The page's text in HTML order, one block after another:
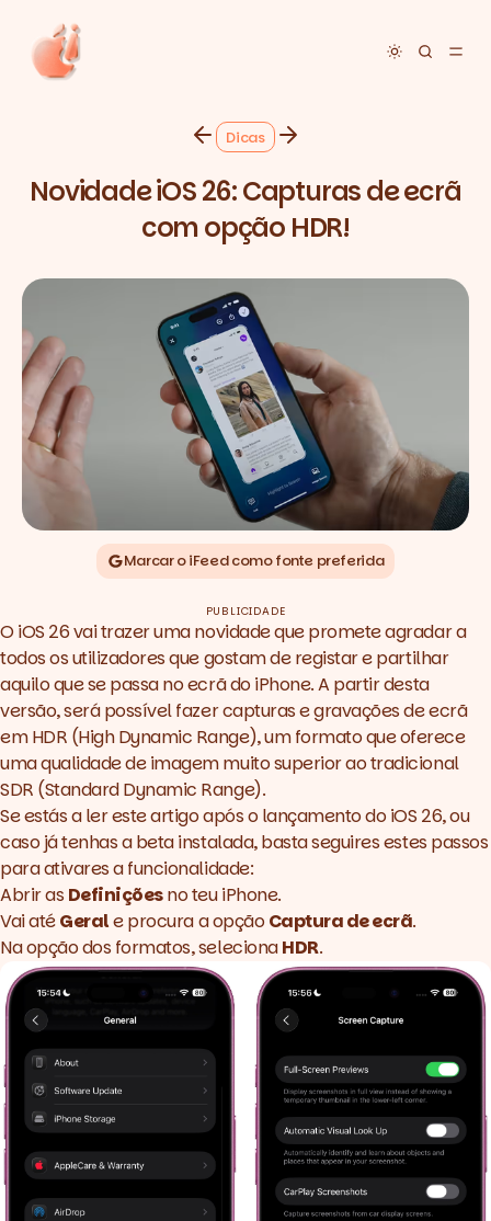
Toggle
Dicas
Novidade iOS 26: Capturas de ecrã
com opção HDR!
Marcar o iFeed como fonte preferida
PUBLICIDADE
O iOS 26 vai trazer uma novidade que promete agradar a
todos os utilizadores que gostam de registar e partilhar
aquilo que se passa no ecrã do iPhone. A partir desta
versão, será possível fazer capturas e gravações de ecrã
em HDR (High Dynamic Range), um formato que oferece
uma qualidade de imagem muito superior ao tradicional
SDR (Standard Dynamic Range).
Se estás a ler este artigo após o lançamento do iOS 26, ou
caso já tenhas a beta instalada, basta seguires estes passos
para ativares a funcionalidade:
Abrir asDefiniçõesno teu iPhone.
Vai atéGerale procura a opçãoCaptura de ecrã.
Na opção dos formatos, selecionaHDR.